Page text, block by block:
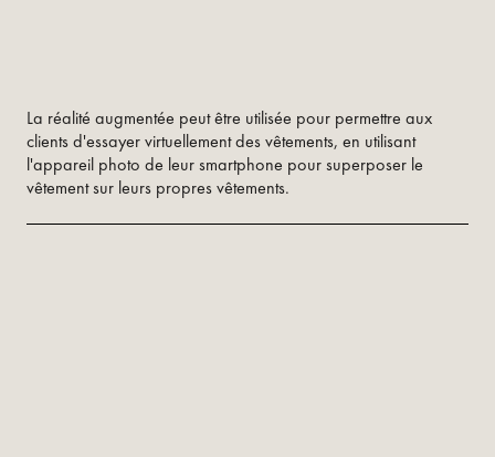
La réalité augmentée peut être utilisée pour permettre aux
clients d'essayer virtuellement des vêtements, en utilisant
l'appareil photo de leur smartphone pour superposer le
vêtement sur leurs propres vêtements.